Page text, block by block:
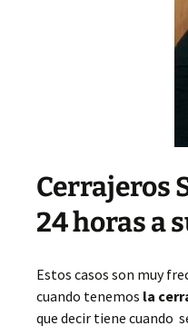
Cerrajeros
24 horas a
Estos casos son muy
cuando tenemos la
que decir tiene cuando